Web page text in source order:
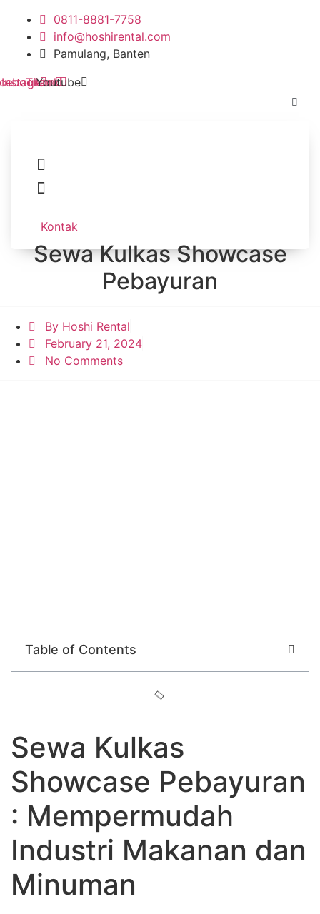
content
0811-8881-7758
info@hoshirental.com
Pamulang, Banten
Instagram
Tiktok
Youtube
Kontak
Sewa Kulkas Showcase
Pebayuran
By Hoshi Rental
February 21, 2024
No Comments
Table of Contents
Sewa Kulkas
Showcase Pebayuran
: Mempermudah
Industri Makanan dan
Minuman